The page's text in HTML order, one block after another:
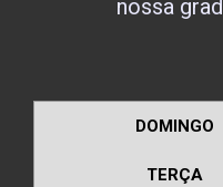
nossa
DOMINGO
TERÇA